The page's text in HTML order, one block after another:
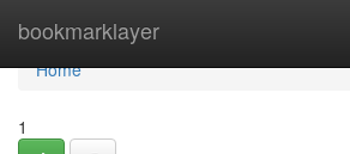
bookmarklayer
Home
Home
1